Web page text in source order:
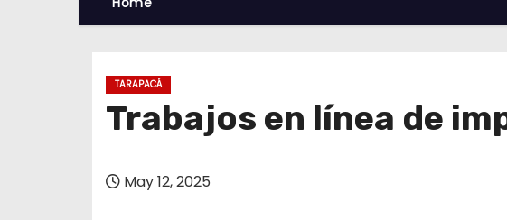
TARAPACÁ
Trabajos en línea de
May 12, 2025